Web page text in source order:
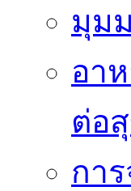
มุม
อา
ต่อ
กา